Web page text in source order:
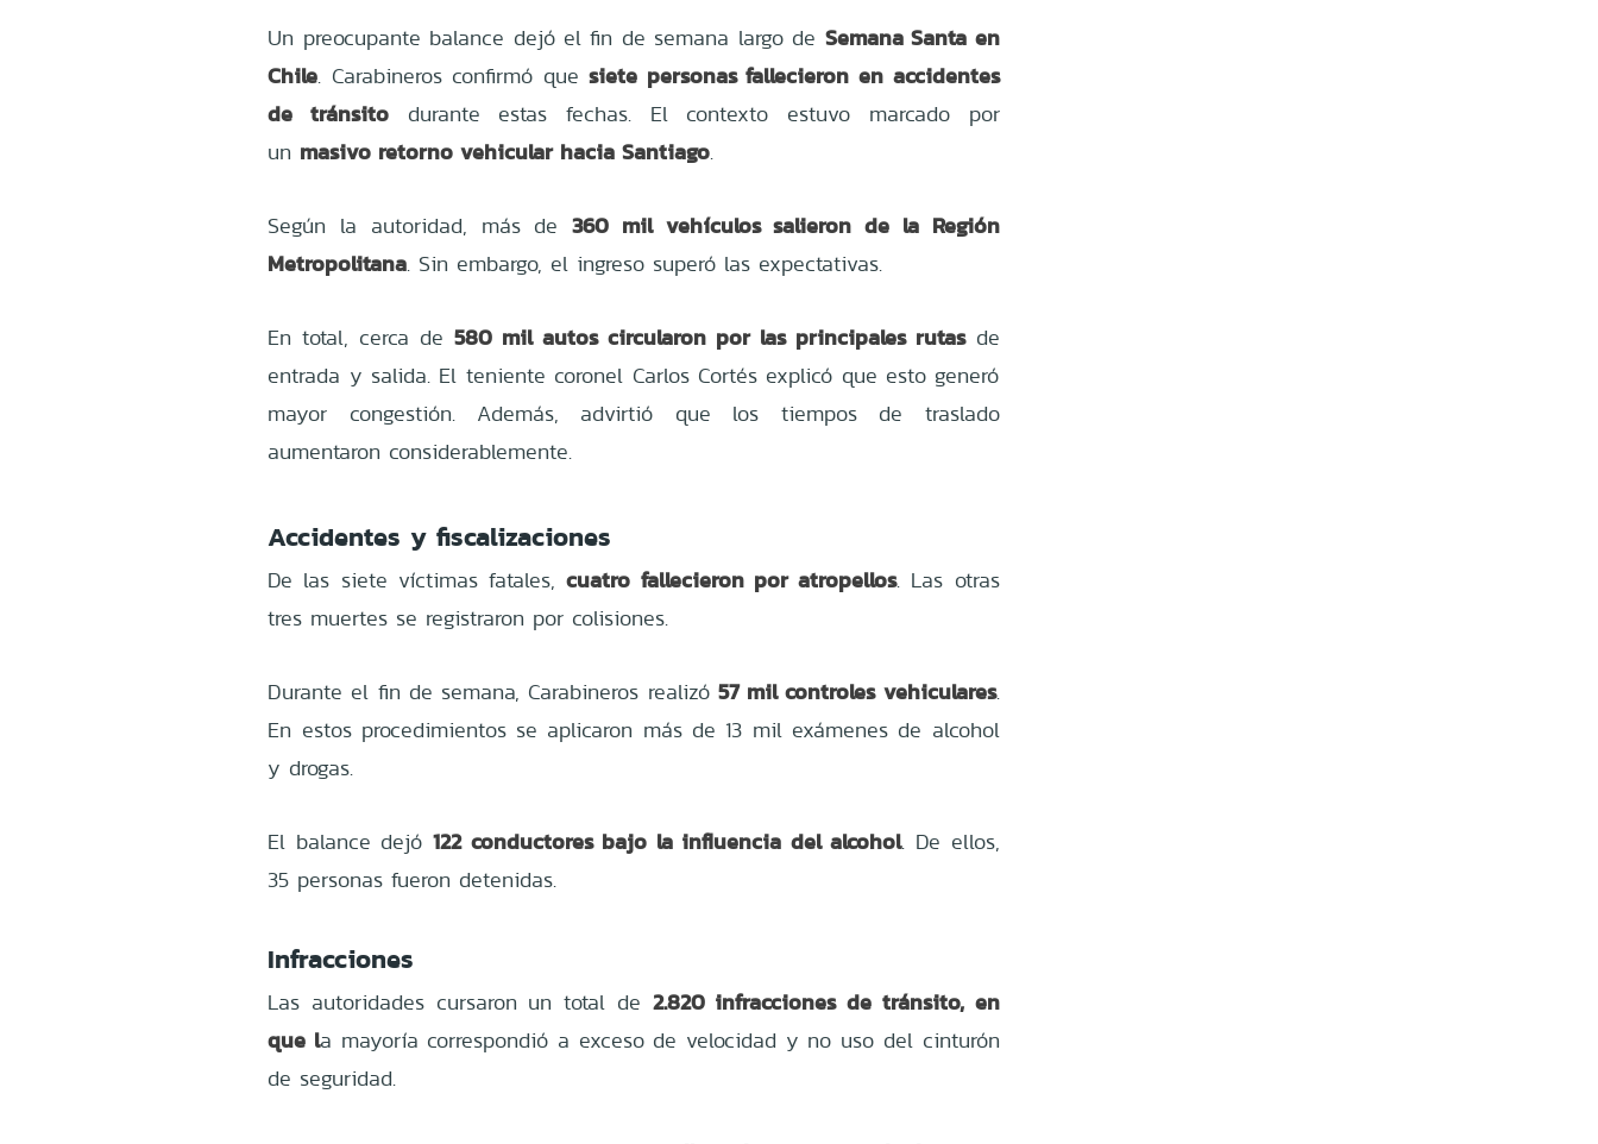
Un preocupante balance dejó el fin de semana largo de Semana Santa en
Chile. Carabineros confirmó que siete personas fallecieron en accidentes
de tránsito
durante estas fechas. El contexto estuvo marcado por
un masivo retorno vehicular hacia Santiago.
Según la autoridad, más de 360 mil vehículos salieron de la Región
Metropolitana. Sin embargo, el ingreso superó las expectativas.
En total, cerca de 580 mil autos circularon por las principales rutas de
entrada y salida. El teniente coronel Carlos Cortés explicó que esto generó
mayor congestión. Además, advirtió que los tiempos de traslado
aumentaron considerablemente.
Accidentes y fiscalizaciones
De las siete víctimas fatales, cuatro fallecieron por atropellos. Las otras
tres muertes se registraron por colisiones.
Durante el fin de semana, Carabineros realizó 57 mil controles vehiculares.
En estos procedimientos se aplicaron más de 13 mil exámenes de alcohol
y drogas.
El balance dejó 122 conductores bajo la influencia del alcohol. De ellos,
35 personas fueron detenidas.
Infracciones
Las autoridades cursaron un total de 2.820 infracciones de tránsito, en
que la mayoría correspondió a exceso de velocidad y no uso del cinturón
de seguridad.